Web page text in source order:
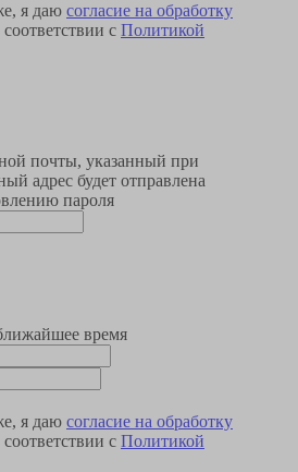
я даю согласие на обработку
соответствии с Политикой
почты, указанный при
адрес будет отправлена
пароля
время
я даю согласие на обработку
соответствии с Политикой